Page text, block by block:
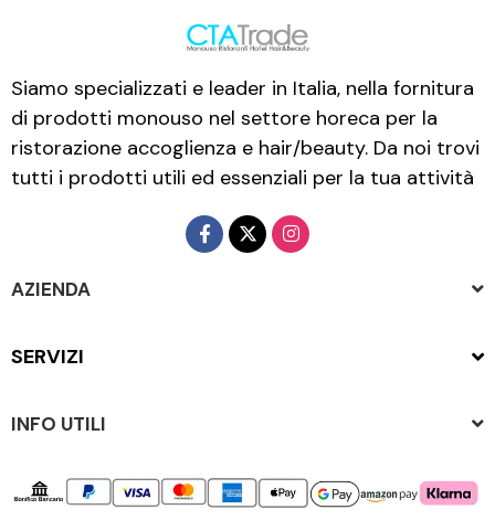
Siamo specializzati e leader in Italia, nella fornitura
di prodotti monouso nel settore horeca per la
ristorazione accoglienza e hair/beauty. Da noi trovi
tutti i prodotti utili ed essenziali per la tua attività
AZIENDA
SERVIZI
INFO UTILI